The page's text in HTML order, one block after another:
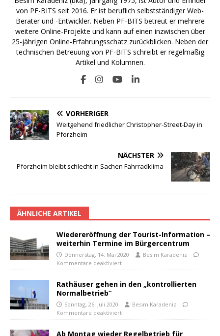
von PF-BITS seit 2016. Er ist beruflich selbstständiger Web-
Berater und -Entwickler. Neben PF-BITS betreut er mehrere
weitere Online-Projekte und kann auf einen inzwischen über
25-jährigen Online-Erfahrungsschatz zurückblicken. Neben der
technischen Betreuung von PF-BITS schreibt er regelmäßig
Artikel und Kolumnen.
VORHERIGER
Weitgehend friedlicher Christopher-Street-Day in
Pforzheim
NÄCHSTER
Pforzheim bleibt schlecht in Sachen Fahrradklima
ÄHNLICHE ARTIKEL
Wiedereröffnung der Tourist-Information –
weiterhin Termine im Bürgercentrum
Donnerstag, 14. Mai 2020
Besim Karadeniz
Kommentare deaktiviert
Rathäuser gehen in den „kontrollierten
Normalbetrieb“
Sonntag, 26. Juli 2020
Besim Karadeniz
Kommentare deaktiviert
Ab Montag wieder Regelbetrieb für